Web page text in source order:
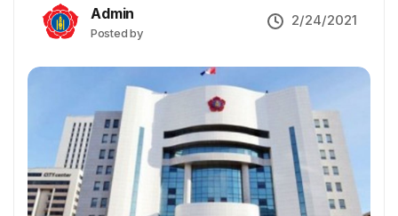
Admin
Posted by
2/24/2021